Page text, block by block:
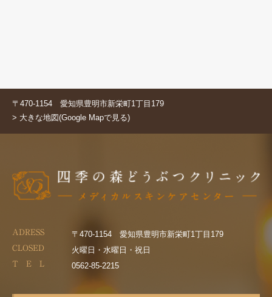
〒470-1154 愛知県豊明市新栄町1丁目179
> 大きな地図(Google Mapで見る)
ADRESS 〒470-1154 愛知県豊明市新栄町1丁目179
CLOSED 火曜日・水曜日・祝日
T E L 0562-85-2215